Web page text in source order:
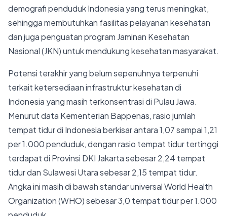
demografi penduduk Indonesia yang terus meningkat,
sehingga membutuhkan fasilitas pelayanan kesehatan
dan juga penguatan program Jaminan Kesehatan
Nasional (JKN) untuk mendukung kesehatan masyarakat.
Potensi terakhir yang belum sepenuhnya terpenuhi
terkait ketersediaan infrastruktur kesehatan di
Indonesia yang masih terkonsentrasi di Pulau Jawa.
Menurut data Kementerian Bappenas, rasio jumlah
tempat tidur di Indonesia berkisar antara 1,07 sampai 1,21
per 1.000 penduduk, dengan rasio tempat tidur tertinggi
terdapat di Provinsi DKI Jakarta sebesar 2,24 tempat
tidur dan Sulawesi Utara sebesar 2,15 tempat tidur.
Angka ini masih di bawah standar universal World Health
Organization (WHO) sebesar 3,0 tempat tidur per 1.000